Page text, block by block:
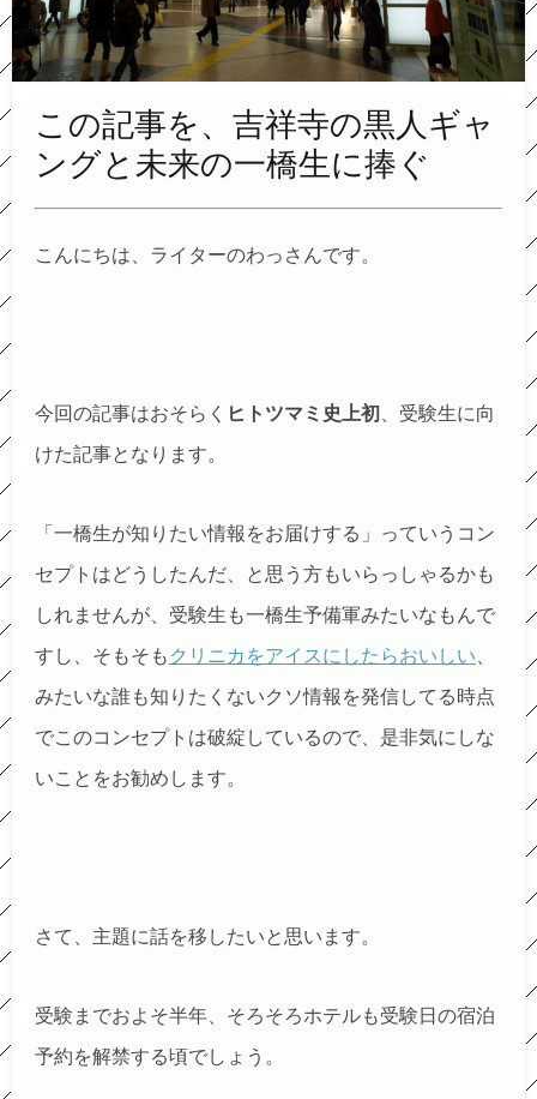
この記事を、吉祥寺の黒人ギャ
ングと未来の一橋生に捧ぐ
こんにちは、ライターのわっさんです。
今回の記事はおそらく ヒトツマミ史上初
、受験生に向
けた記事となります。
「一橋生が知りたい情報をお届けする」っていうコン
セプトはどうしたんだ、と思う方もいらっしゃるかも
しれませんが、受験生も一橋生予備軍みたいなもんで
すし、そもそも クリニカをアイスにしたらおいしい
みたいな誰も知りたくないクソ情報を発信してる時点
でこのコンセプトは破綻しているので、是非気にしな
いことをお勧めします。
さて、主題に話を移したいと思います。
受験までおよそ半年、そろそろホテルも受験日の宿泊
予約を解禁する頃でしょう。